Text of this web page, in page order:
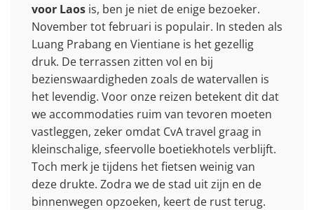
voor Laos is, ben je niet de enige bezoeker.
November tot februari is populair. In steden als
Luang Prabang en Vientiane is het gezellig
druk. De terrassen zitten vol en bij
bezienswaardigheden zoals de watervallen is
het levendig. Voor onze reizen betekent dit dat
we accommodaties ruim van tevoren moeten
vastleggen, zeker omdat CvA travel graag in
kleinschalige, sfeervolle boetiekhotels verblijft.
Toch merk je tijdens het fietsen weinig van
deze drukte. Zodra we de stad uit zijn en de
binnenwegen opzoeken, keert de rust terug.